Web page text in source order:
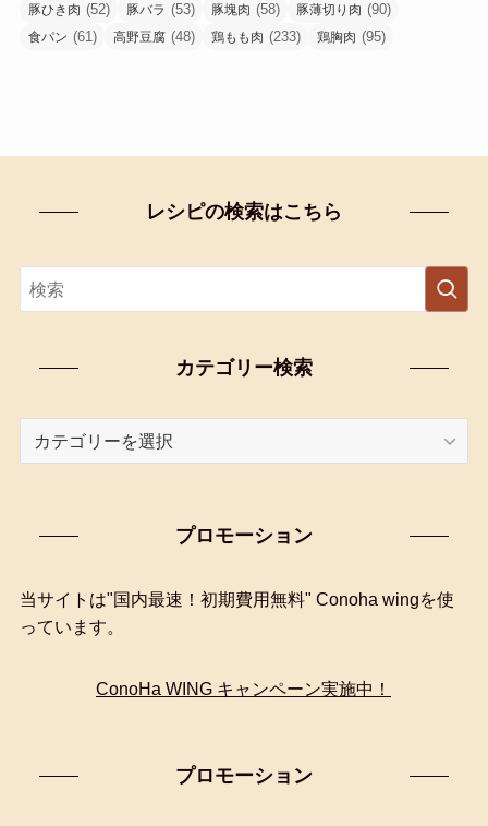
豚ひき肉 (52) 豚バラ (53) 豚塊肉 (58) 豚薄切り肉 (90)
食パン (61) 高野豆腐 (48) 鶏もも肉 (233) 鶏胸肉 (95)
レシピの検索はこちら
カテゴリー検索
索
プロモーション
当サイトは"国内最速！初期費用無料" Conoha wingを使
っています。
ConoHa WING キャンペーン実施中！
プロモーション